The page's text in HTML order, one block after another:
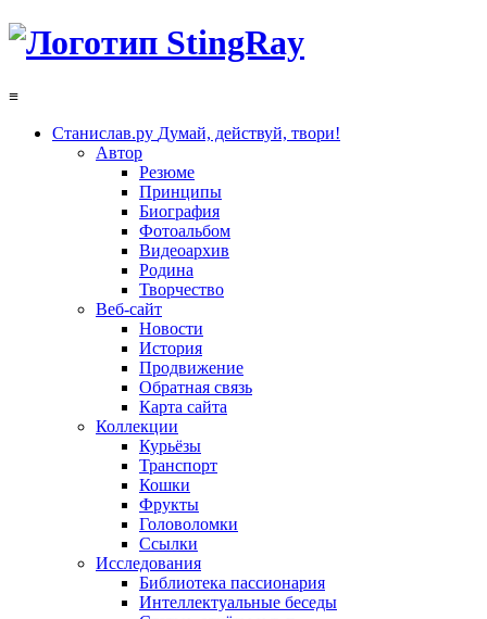
≡
Станислав.ру Думай, действуй, твори!
Автор
Резюме
Принципы
Биография
Фотоальбом
Видеоархив
Родина
Творчество
Веб-сайт
Новости
История
Продвижение
Обратная связь
Карта сайта
Коллекции
Курьёзы
Транспорт
Кошки
Фрукты
Головоломки
Ссылки
Исследования
Библиотека пассионария
Интеллектуальные беседы